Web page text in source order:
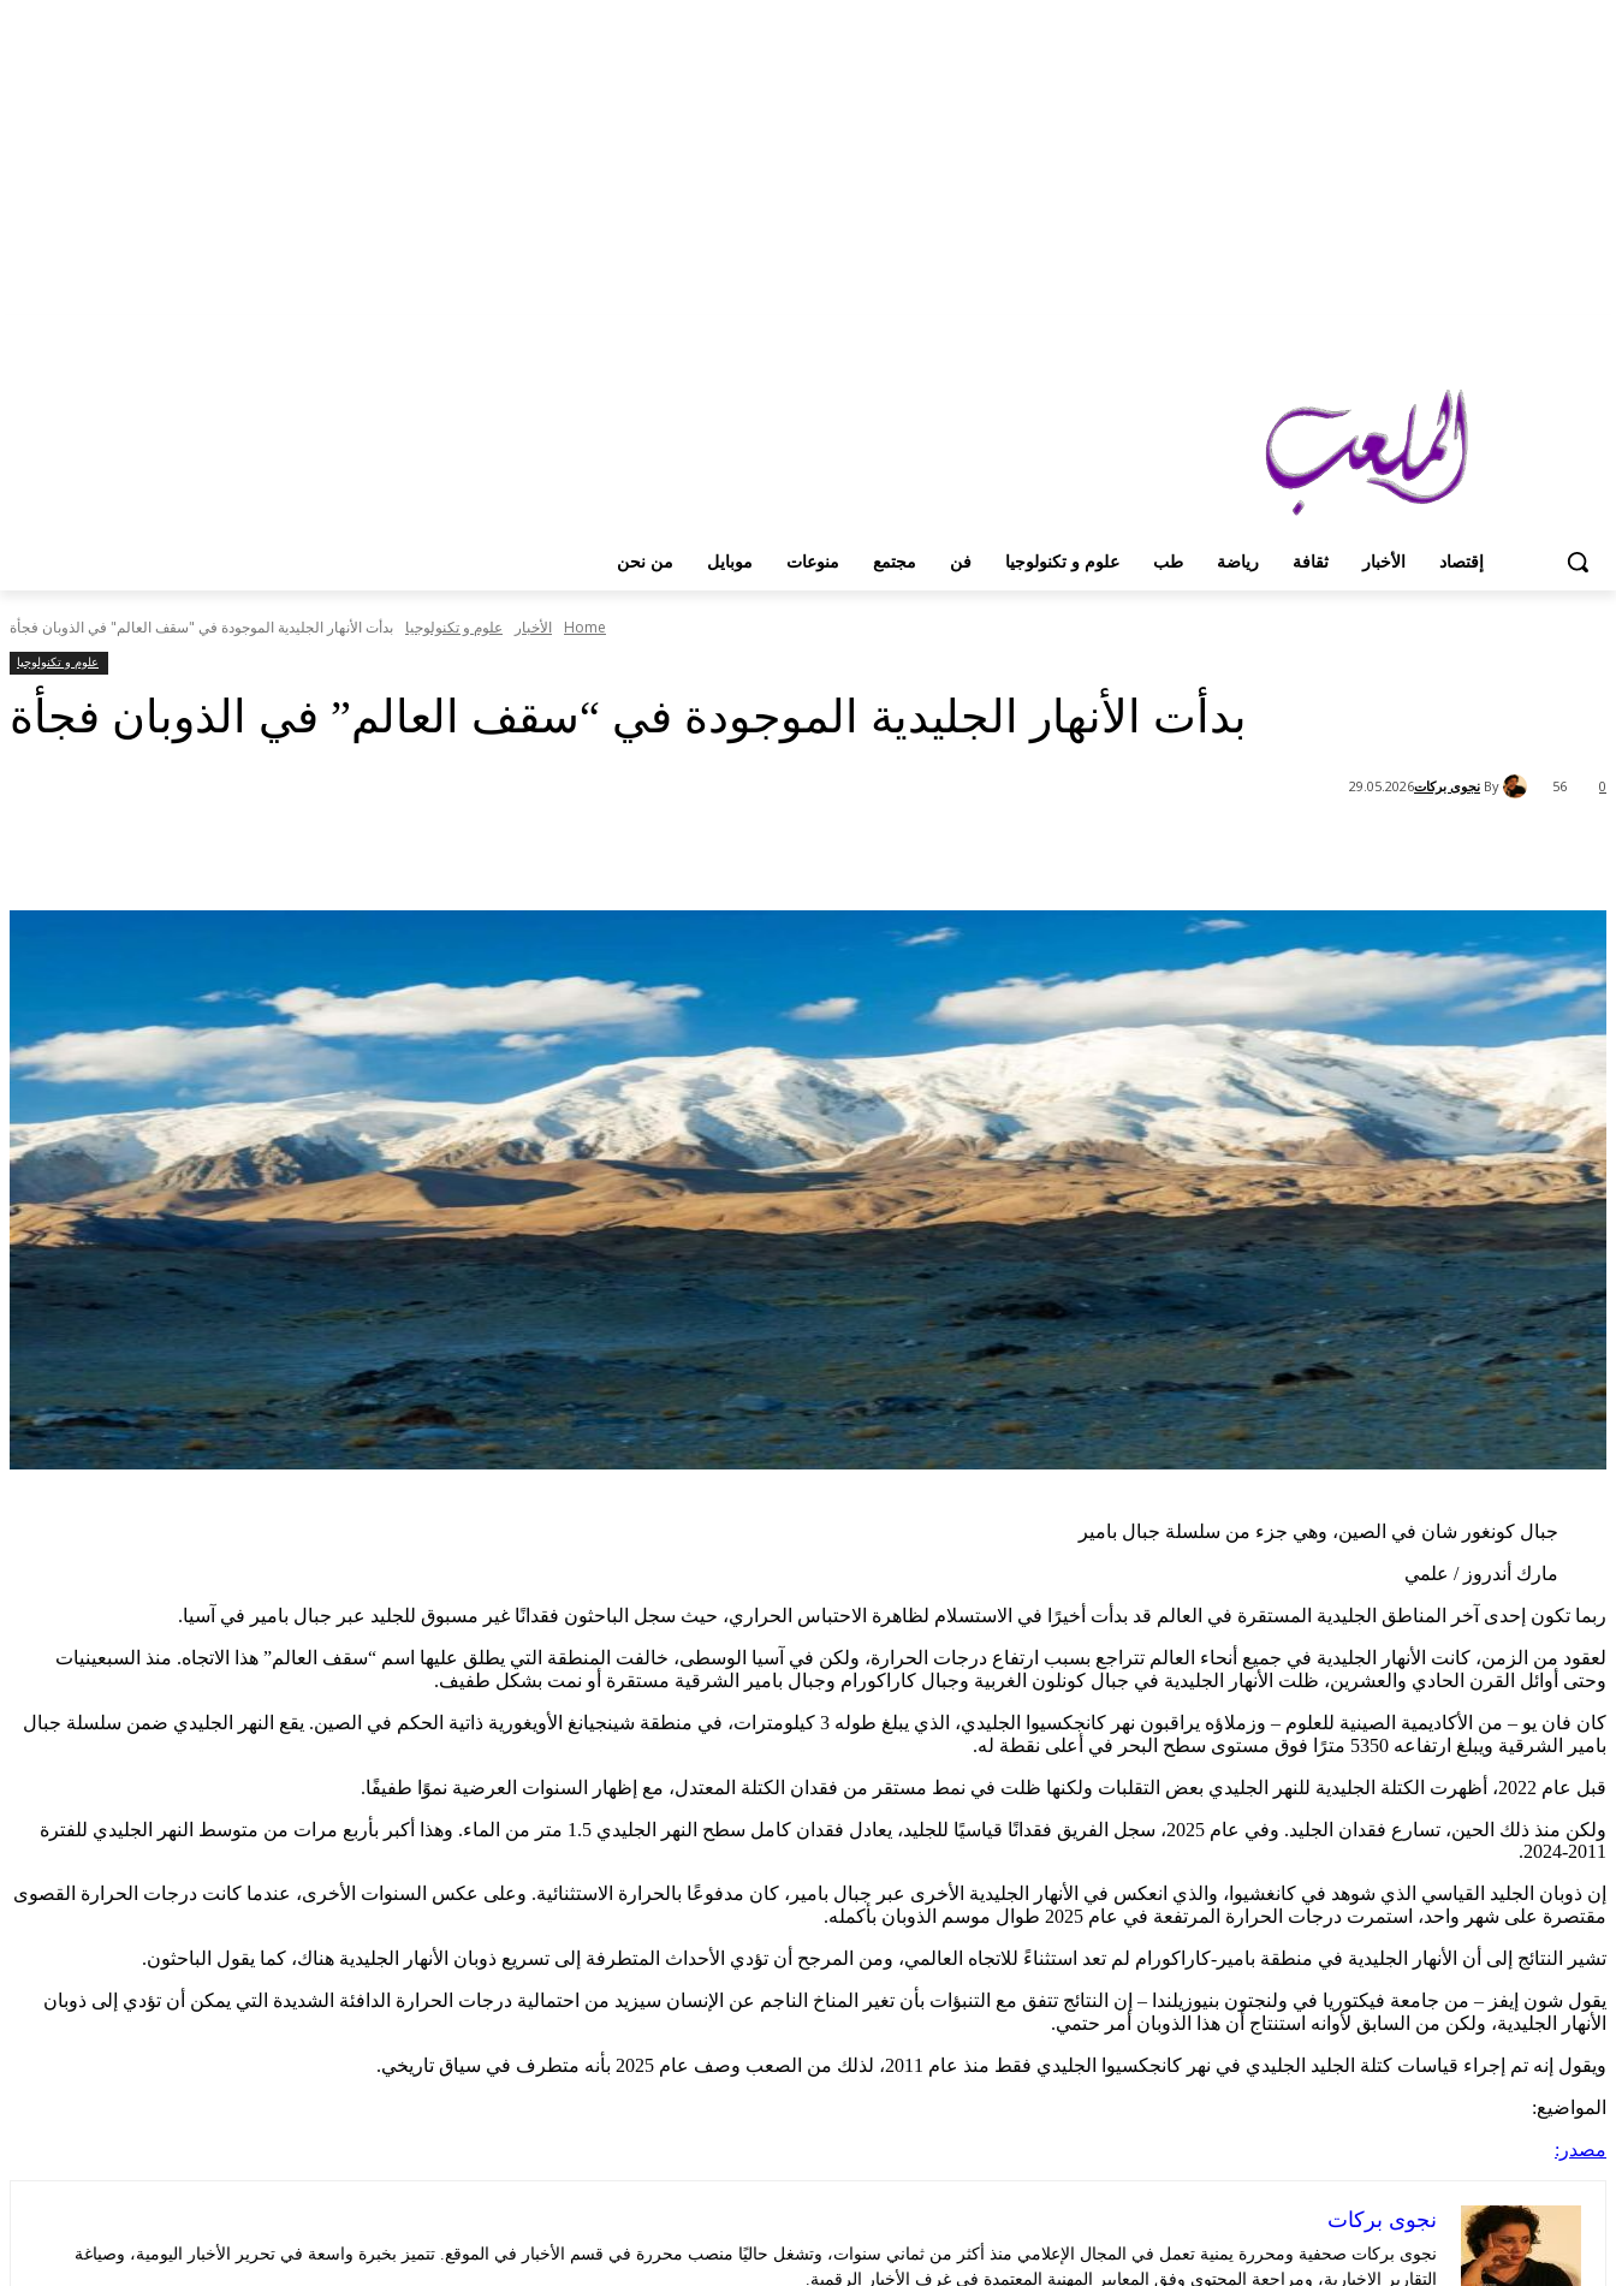
إقتصاد الأخبار ثقافة رياضة طب علوم و تكنولوجيا فن مجتمع منوعات موبايل من نحن
Home الأخبار علوم و تكنولوجيا بدأت الأنهار الجليدية الموجودة في "سقف العالم" في الذوبان فجأة
علوم و تكنولوجيا
بدأت الأنهار الجليدية الموجودة في “سقف العالم” في الذوبان فجأة
By نجوى بركات29.05.2026 0
56
جبال كونغور شان في الصين، وهي جزء من سلسلة جبال بامير
مارك أندروز / علمي
ربما تكون إحدى آخر المناطق الجليدية المستقرة في العالم قد بدأت أخيرًا في الاستسلام لظاهرة الاحتباس الحراري، حيث سجل الباحثون فقدانًا غير مسبوق للجليد عبر جبال بامير في آسيا.
لعقود من الزمن، كانت الأنهار الجليدية في جميع أنحاء العالم تتراجع بسبب ارتفاع درجات الحرارة، ولكن في آسيا الوسطى، خالفت المنطقة التي يطلق عليها اسم “سقف العالم” هذا الاتجاه. منذ السبعينيات
وحتى أوائل القرن الحادي والعشرين، ظلت الأنهار الجليدية في جبال كونلون الغربية وجبال كاراكورام وجبال بامير الشرقية مستقرة أو نمت بشكل طفيف.
كان فان يو – من الأكاديمية الصينية للعلوم – وزملاؤه يراقبون نهر كانجكسيوا الجليدي، الذي يبلغ طوله 3 كيلومترات، في منطقة شينجيانغ الأويغورية ذاتية الحكم في الصين. يقع النهر الجليدي ضمن سلسلة جبال
بامير الشرقية ويبلغ ارتفاعه 5350 مترًا فوق مستوى سطح البحر في أعلى نقطة له.
قبل عام 2022، أظهرت الكتلة الجليدية للنهر الجليدي بعض التقلبات ولكنها ظلت في نمط مستقر من فقدان الكتلة المعتدل، مع إظهار السنوات العرضية نموًا طفيفًا.
ولكن منذ ذلك الحين، تسارع فقدان الجليد. وفي عام 2025، سجل الفريق فقدانًا قياسيًا للجليد، يعادل فقدان كامل سطح النهر الجليدي 1.5 متر من الماء. وهذا أكبر بأربع مرات من متوسط ​​النهر الجليدي للفترة
2011-2024.
إن ذوبان الجليد القياسي الذي شوهد في كانغشيوا، والذي انعكس في الأنهار الجليدية الأخرى عبر جبال بامير، كان مدفوعًا بالحرارة الاستثنائية. وعلى عكس السنوات الأخرى، عندما كانت درجات الحرارة القصوى
مقتصرة على شهر واحد، استمرت درجات الحرارة المرتفعة في عام 2025 طوال موسم الذوبان بأكمله.
تشير النتائج إلى أن الأنهار الجليدية في منطقة بامير-كاراكورام لم تعد استثناءً للاتجاه العالمي، ومن المرجح أن تؤدي الأحداث المتطرفة إلى تسريع ذوبان الأنهار الجليدية هناك، كما يقول الباحثون.
يقول شون إيفز – من جامعة فيكتوريا في ولنجتون بنيوزيلندا – إن النتائج تتفق مع التنبؤات بأن تغير المناخ الناجم عن الإنسان سيزيد من احتمالية درجات الحرارة الدافئة الشديدة التي يمكن أن تؤدي إلى ذوبان
الأنهار الجليدية، ولكن من السابق لأوانه استنتاج أن هذا الذوبان أمر حتمي.
ويقول إنه تم إجراء قياسات كتلة الجليد الجليدي في نهر كانجكسيوا الجليدي فقط منذ عام 2011، لذلك من الصعب وصف عام 2025 بأنه متطرف في سياق تاريخي.
المواضيع:
مصدر:
نجوى بركات
نجوى بركات صحفية ومحررة يمنية تعمل في المجال الإعلامي منذ أكثر من ثماني سنوات، وتشغل حاليًا منصب محررة في قسم الأخبار في الموقع. تتميز بخبرة واسعة في تحرير الأخبار اليومية، وصياغة
التقارير الإخبارية، ومراجعة المحتوى وفق المعايير المهنية المعتمدة في غرف الأخبار الرقمية.